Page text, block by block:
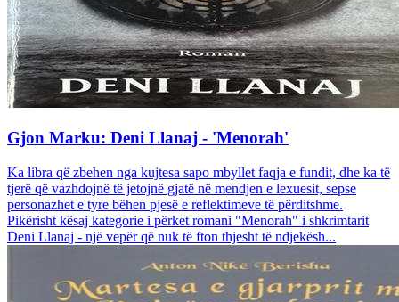
Gjon Marku: Deni Llanaj - 'Menorah'
Ka libra që zbehen nga kujtesa sapo mbyllet faqja e fundit, dhe ka të
tjerë që vazhdojnë të jetojnë gjatë në mendjen e lexuesit, sepse
personazhet e tyre bëhen pjesë e reflektimeve të përditshme.
Pikërisht kësaj kategorie i përket romani "Menorah" i shkrimtarit
Deni Llanaj - një vepër që nuk të fton thjesht të ndjekësh...